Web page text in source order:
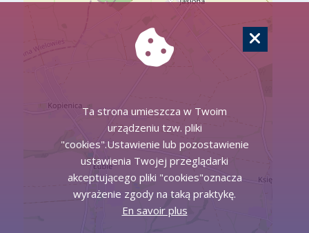
Ta strona umieszcza w Twoim
urządzeniu tzw. pliki
"cookies".Ustawienie lub pozostawienie
ustawienia Twojej przeglądarki
akceptującego pliki "cookies"oznacza
wyrażenie zgody na taką praktykę.
En savoir plus